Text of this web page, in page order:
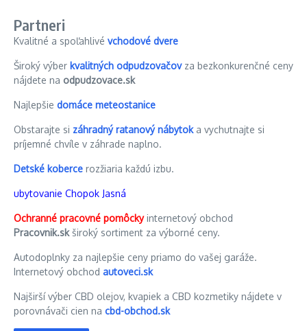
Partneri
Kvalitné a spoľahlivé vchodové dvere
Široký výber kvalitných odpudzovačovza bezkonkurenčné ceny
nájdete na odpudzovace.sk
Najlepšie domáce meteostanice
Obstarajte si záhradný ratanový nábytoka vychutnajte si
príjemné chvíle v záhrade naplno.
Detské koberce rozžiaria každú izbu.
ubytovanie Chopok Jasná
Ochranné pracovné pomôckyinternetový obchod
Pracovnik.skširoký sortiment za výborné ceny.
Autodoplnky za najlepšie ceny priamo do vašej garáže.
Internetový obchod autoveci.sk
Najširší výber CBD olejov, kvapiek a CBD kozmetiky nájdete v
porovnávači cien na cbd-obchod.sk